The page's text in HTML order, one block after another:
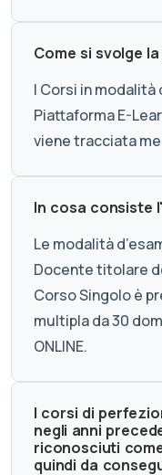
Come si svolge la
I Corsi in
Piattaforma E-
viene tracciata
In cosa consiste
Le modalità
Docente titolare
Corso Singolo è
multipla da 30
ONLINE.
I corsi di
negli anni
riconosciuti
quindi da